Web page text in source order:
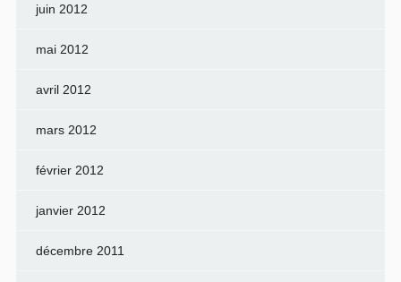
juin 2012
mai 2012
avril 2012
mars 2012
février 2012
janvier 2012
décembre 2011